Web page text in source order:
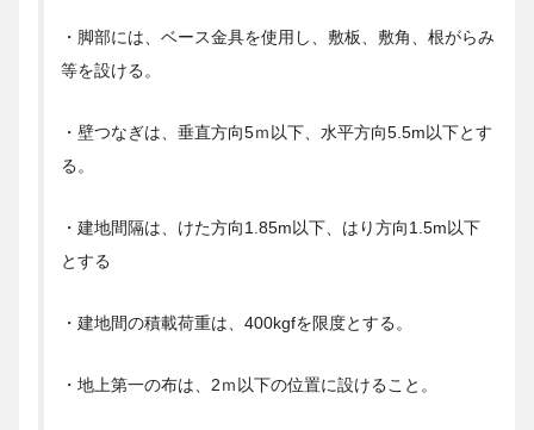
・脚部には、ベース金具を使用し、敷板、敷角、根がらみ
等を設ける。
・壁つなぎは、垂直方向5ｍ以下、水平方向5.5m以下とす
る。
・建地間隔は、けた方向1.85m以下、はり方向1.5m以下
とする
・建地間の積載荷重は、400kgfを限度とする。
・地上第一の布は、2ｍ以下の位置に設けること。